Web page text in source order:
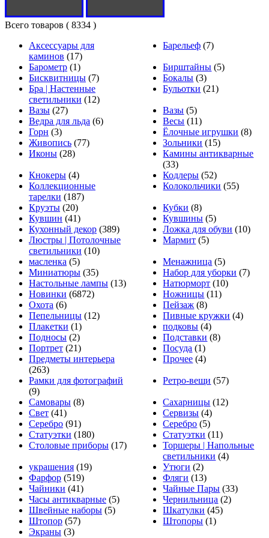
Всего товаров ( 8334 )
Аксессуары для
каминов (17)
Барельеф (7)
Барометр (1) Бирштайны (5)
Бисквитницы (7) Бокалы (3)
Бра | Настенные
светильники (12)
Бульотки (21)
Вазы (27) Вазы (5)
Ведра для льда (6) Весы (11)
Горн (3) Ёлочные игрушки (8)
Живопись (77) Зольники (15)
Иконы (28)
Камины антикварные
(33)
Кнокеры (4) Кодлеры (52)
Коллекционные
тарелки (187)
Колокольчики (55)
Круэты (20) Кубки (8)
Кувшин (41) Кувшины (5)
Кухонный декор (389) Ложка для обуви (10)
Люстры | Потолочные
светильники (10)
Мармит (5)
масленка (5) Менажница (5)
Миниатюры (35) Набор для уборки (7)
Настольные лампы (13) Натюрморт (10)
Новинки (6872) Ножницы (11)
Охота (6) Пейзаж (8)
Пепельницы (12) Пивные кружки (4)
Плакетки (1) подковы (4)
Подносы (2) Подставки (8)
Портрет (21) Посуда (1)
Предметы интерьера
(263)
Прочее (4)
Рамки для фотографий
(9)
Ретро-вещи (57)
Самовары (8) Сахарницы (12)
Свет (41) Сервизы (4)
Серебро (91) Серебро (5)
Статуэтки (180) Статуэтки (11)
Столовые приборы (17)
Торшеры | Напольные
светильники (4)
украшения (19) Утюги (2)
Фарфор (519) Фляги (13)
Чайники (41) Чайные Пары (33)
Часы антикварные (5) Чернильница (2)
Швейные наборы (5) Шкатулки (45)
Штопор (57) Штопоры (1)
Экраны (3)